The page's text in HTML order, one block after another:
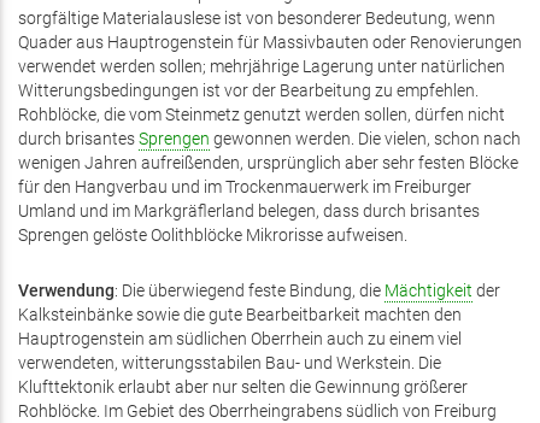
sorgfältige Materialauslese ist von besonderer Bedeutung, wenn
Quader aus Hauptrogenstein für Massivbauten oder Renovierungen
verwendet werden sollen; mehrjährige Lagerung unter natürlichen
Witterungsbedingungen ist vor der Bearbeitung zu empfehlen.
Rohblöcke, die vom Steinmetz genutzt werden sollen, dürfen nicht
durch brisantesSprengen gewonnen werden. Die vielen, schon nach
wenigen Jahren aufreißenden, ursprünglich aber sehr festen Blöcke
für den Hangverbau und im Trockenmauerwerk im Freiburger
Umland und im Markgräflerland belegen, dass durch brisantes
Sprengen gelöste Oolithblöcke Mikrorisse aufweisen.
Verwendung: Die überwiegend feste Bindung, die Mächtigkeit der
Kalksteinbänke sowie die gute Bearbeitbarkeit machten den
Hauptrogenstein am südlichen Oberrhein auch zu einem viel
verwendeten, witterungsstabilen Bau- und Werkstein. Die
Klufttektonik erlaubt aber nur selten die Gewinnung größerer
Rohblöcke. Im Gebiet des Oberrheingrabens südlich von Freiburg